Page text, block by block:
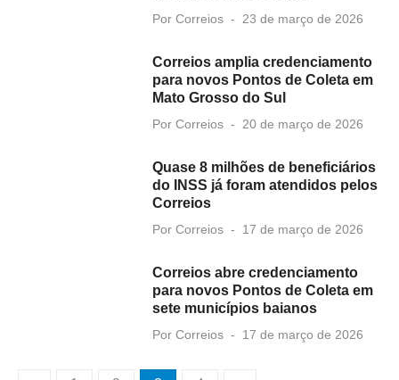
Por Correios
Posted
23 de março de 2026
Correios amplia credenciamento
para novos Pontos de Coleta em
Mato Grosso do Sul
Por Correios
Posted
20 de março de 2026
Quase 8 milhões de beneficiários
do INSS já foram atendidos pelos
Correios
Por Correios
Posted
17 de março de 2026
Correios abre credenciamento
para novos Pontos de Coleta em
sete municípios baianos
Por Correios
Posted
17 de março de 2026